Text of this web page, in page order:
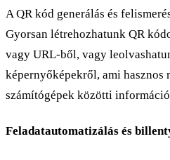
A QR kód generálás és
Gyorsan létrehozhatunk QR
vagy URL-ből, vagy
képernyőképekről, ami hasznos
számítógépek közötti
Feladatautomatizálás és